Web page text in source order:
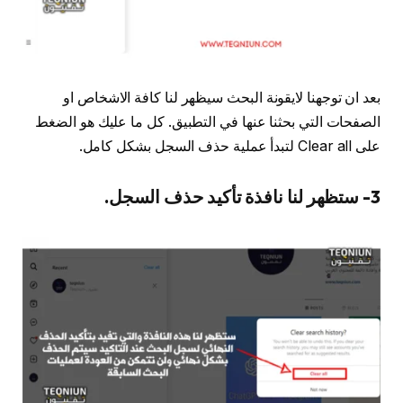
بعد ان توجهنا لايقونة البحث سيظهر لنا كافة الاشخاص او
الصفحات التي بحثنا عنها في التطبيق. كل ما عليك هو الضغط
على Clear all لتبدأ عملية حذف السجل بشكل كامل.
3- ستظهر لنا نافذة تأكيد حذف السجل.